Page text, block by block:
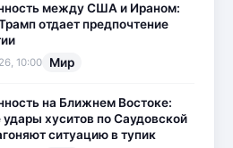
между США и Ираном:
отдает предпочтение
10:00 Мир
на Ближнем Востоке:
хуситов по Саудовской
ситуацию в тупик